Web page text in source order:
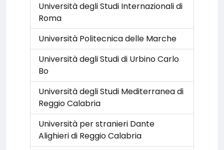
Università degli Studi Internazionali di
Roma
Università Politecnica delle Marche
Università degli Studi di Urbino Carlo
Bo
Università degli Studi Mediterranea di
Reggio Calabria
Università per stranieri Dante
Alighieri di Reggio Calabria